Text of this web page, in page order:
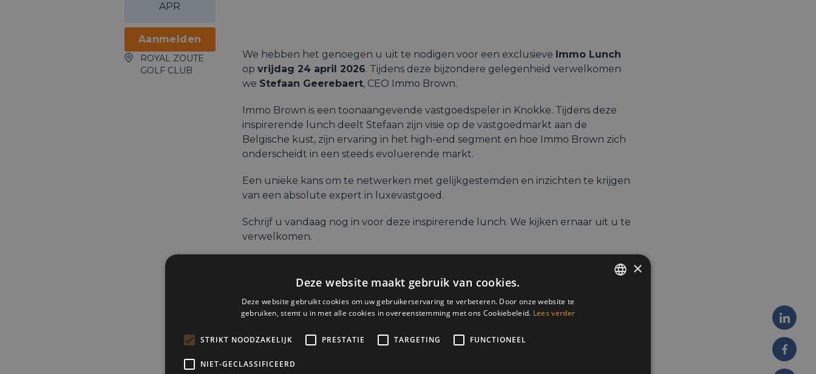
APR
Aanmelden
ROYAL ZOUTE
GOLF CLUB
We hebben het genoegen u uit te nodigen voor een exclusieve Immo Lunch
op vrijdag 24 april 2026. Tijdens deze bijzondere gelegenheid verwelkomen
we Stefaan Geerebaert, CEO Immo Brown.
Immo Brown is een toonaangevende vastgoedspeler in Knokke. Tijdens deze
inspirerende lunch deelt Stefaan zijn visie op de vastgoedmarkt aan de
Belgische kust, zijn ervaring in het high-end segment en hoe Immo Brown zich
onderscheidt in een steeds evoluerende markt.
Een unieke kans om te netwerken met gelijkgestemden en inzichten te krijgen
van een absolute expert in luxevastgoed.
Schrijf u vandaag nog in voor deze inspirerende lunch. We kijken ernaar uit u te
verwelkomen.
12u – 12.30u: ontvangst
12.30u – 13u: Stefaan Geerebaert
13u – 14u: Lunch & Networking
×
Deze website maakt gebruik van cookies.
Deze website gebruikt cookies om uw gebruikerservaring te verbeteren. Door onze website te
gebruiken, stemt u in met alle cookies in overeenstemming met ons Cookiebeleid. Lees verder
STRIKT NOODZAKELIJK PRESTATIE TARGETING FUNCTIONEEL
NIET-GECLASSIFICEERD